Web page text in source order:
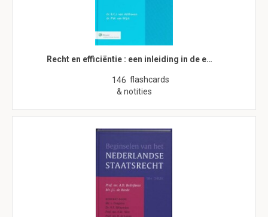
Recht en efficiëntie : een inleiding in de e…
146 flashcards
& notities